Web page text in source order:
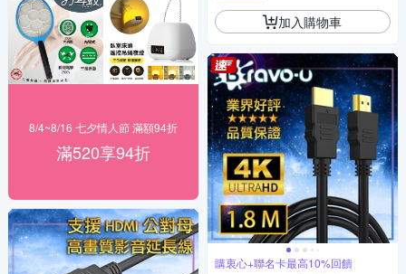
8/4~8/16 七夕情人節 滿額94折
滿520享94折
加入購物車
購衷心+聯名卡最高10%回饋